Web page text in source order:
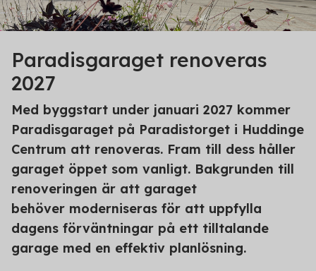
Paradisgaraget renoveras
2027
Med byggstart under januari 2027 kommer
Paradisgaraget på Paradistorget i Huddinge
Centrum att renoveras. Fram till dess håller
garaget öppet som vanligt. Bakgrunden till
renoveringen är att garaget
behöver moderniseras för att uppfylla
dagens förväntningar på ett tilltalande
garage med en effektiv planlösning.